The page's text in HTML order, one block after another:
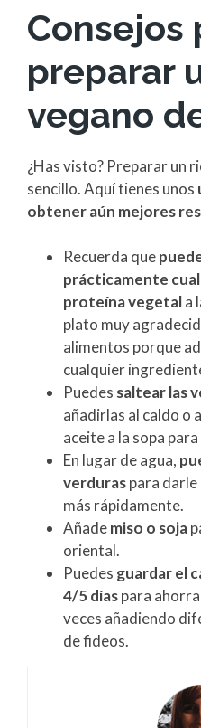
Consejos
preparar
vegano
¿Has visto? Preparar un
sencillo. Aquí tienes unos
obtener aún mejores
Recuerda que
prácticamente
proteína vegetala
plato muy
alimentos porque
cualquier
Puedes saltear las
añadirlas al caldo o
aceite a la sopa
En lugar de agua,
verduraspara
más rápidamente.
Añademiso o soja
oriental.
Puedes guardar el
4/5 díaspara
veces añadiendo
de fideos.